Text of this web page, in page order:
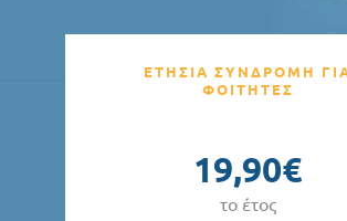
ΕΤΗΣΙΑ ΣΥΝΔΡΟΜΗ
ΦΟΙΤΗΤΕΣ
19,90€
το έτος